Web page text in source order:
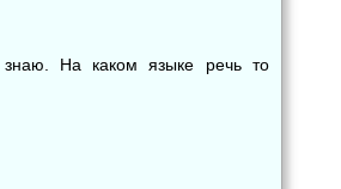
На каком языке речь то